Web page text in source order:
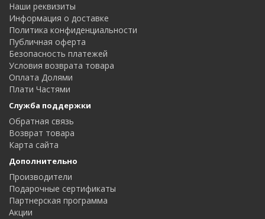
Наши реквизиты
Информация о доставке
Политика конфиденциальности
Публичная оферта
Безопасность платежей
Условия возврата товара
Оплата Долями
Плати Частями
Служба поддержки
Обратная связь
Возврат товара
Карта сайта
Дополнительно
Производители
Подарочные сертификаты
Партнерская программа
Акции